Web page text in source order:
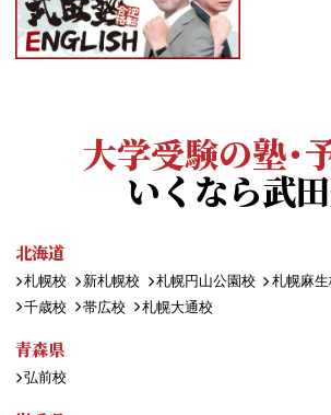
大学受験の塾・
いくなら武
北海道
札幌校 新札幌校 札幌円山公園校 札幌麻生
千歳校
帯広校 札幌大通校
青森県
弘前校